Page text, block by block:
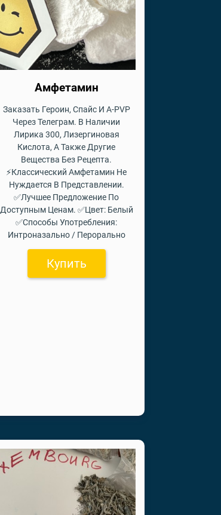
Амфетамин
Заказать Героин, Спайс И A-PVP
Через Телеграм. В Наличии
Лирика 300, Лизергиновая
Кислота, А Также Другие
Вещества Без Рецепта.
⚡Классический Амфетамин Не
Нуждается В Представлении.
✅Лучшее Предложение По
Доступным Ценам. ✅Цвет: Белый
✅Способы Употребления:
Интроназально / Перорально
Купить